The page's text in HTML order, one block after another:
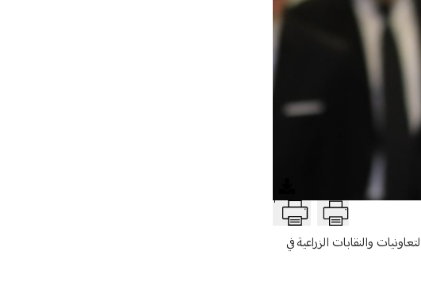
T
والنقابات الزراعية في